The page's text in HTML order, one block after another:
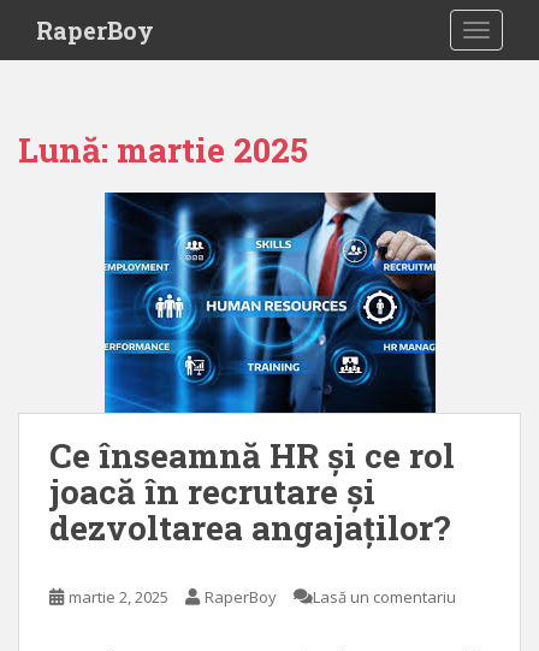
i
RaperBoy
Lună: martie 2025
Ce înseamnă HR și ce rol
joacă în recrutare și
dezvoltarea angajaților?
martie 2, 2025 RaperBoy Lasă un comentariu